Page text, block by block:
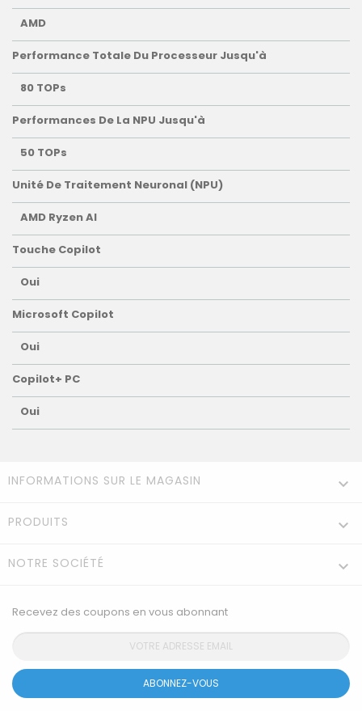
AMD
Performance Totale Du Processeur Jusqu'à
80 TOPs
Performances De La NPU Jusqu'à
50 TOPs
Unité De Traitement Neuronal (NPU)
AMD Ryzen AI
Touche Copilot
Oui
Microsoft Copilot
Oui
Copilot+ PC
Oui
INFORMATIONS SUR LE MAGASIN 
PRODUITS 
NOTRE SOCIÉTÉ 
Recevez des coupons en vous abonnant
ABONNEZ-VOUS